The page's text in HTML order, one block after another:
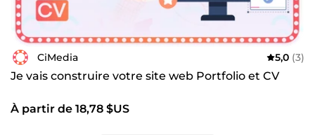
CiMedia 5,0 (3)
Je vais construire votre site web Portfolio et CV
À partir de 18,78 $US